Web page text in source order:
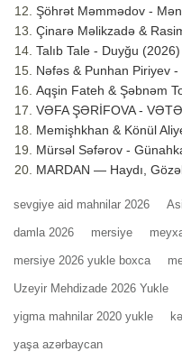
Şöhrət Məmmədov -
Çinarə Məlikzadə &
Talıb Tale - Duyğu (2026)
Nəfəs & Punhan Piriyev
Aqşin Fateh & Şəbnəm
VƏFA ŞƏRİFOVA -
Memişhkhan & Könül
Mürsəl Səfərov -
MARDAN — Haydı,
sevgiye aid mahnilar 2026
damla 2026 mersiye
mersiye 2026 yukle boxca
Uzeyir Mehdizade 2026 Yukle
yigma mahnilar 2020 yukle
yaşa azərbaycan